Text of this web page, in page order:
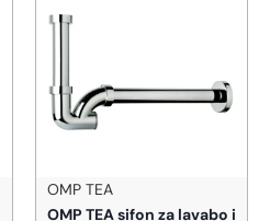
OMP TEA
OMP TEA sifon za lavabo i